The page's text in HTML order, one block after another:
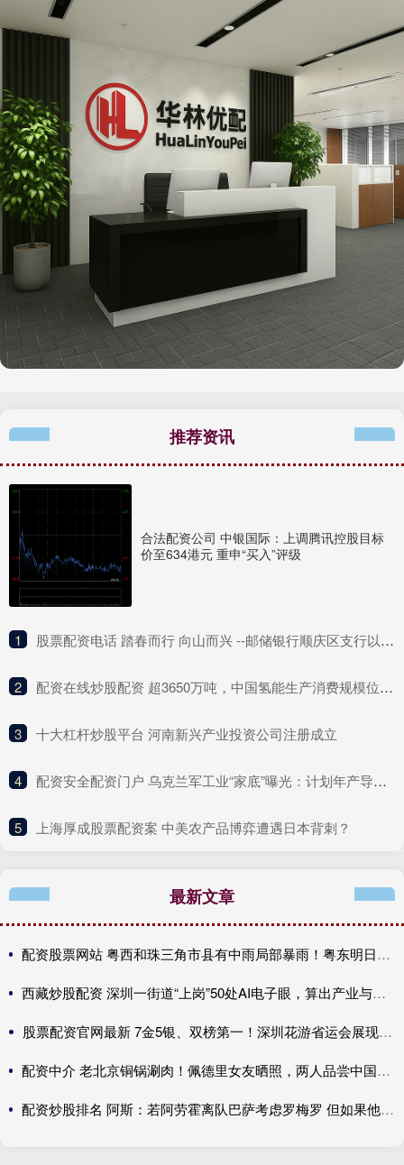
推荐资讯
合法配资公司 中银国际：上调腾讯控股目标
价至634港元 重申“买入”评级
1 ​股票配资电话 踏春而行 向山而兴 --邮储银行顺庆区支行以金融活水润泽乡村沃土
2 ​配资在线炒股配资 超3650万吨，中国氢能生产消费规模位列世界第一位
3 ​十大杠杆炒股平台 河南新兴产业投资公司注册成立
4 ​配资安全配资门户 乌克兰军工业“家底”曝光：计划年产导弹7000枚、无人机约1800万架！美国这一新计划，北约5国拒绝加入……
5 ​上海厚成股票配资案 中美农产品博弈遭遇日本背刺？
最新文章
配资股票网站 粤西和珠三角市县有中雨局部暴雨！粤东明日将迎大雨到暴雨
西藏炒股配资 深圳一街道“上岗”50处AI电子眼，算出产业与民生双赢账
股票配资官网最新 7金5银、双榜第一！深圳花游省运会展现强劲实力
配资中介 老北京铜锅涮肉！佩德里女友晒照，两人品尝中国美食、游长城
配资炒股排名 阿斯：若阿劳霍离队巴萨考虑罗梅罗 但如果他留队就不会补强防线